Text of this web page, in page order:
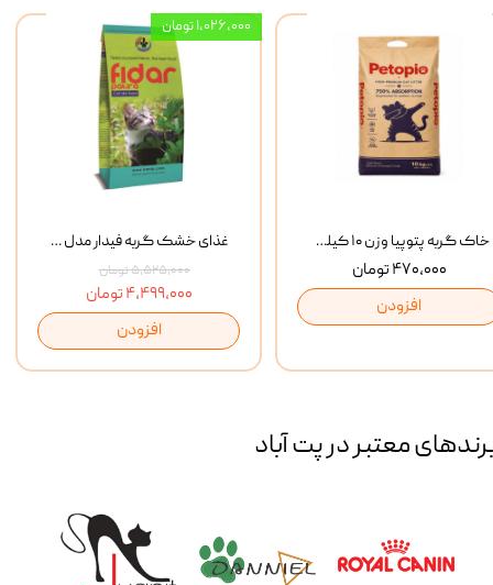
غذای خشک گربه فیدار مدل Adult وزن 10 کیلوگرم
۵,۵۲۵,۰۰۰ تومان
۴,۴۹۹,۰۰۰ تومان
افزودن
۱,۰۲۶,۰۰۰ تومان
خاک گربه پتوپیا وزن ۱۰ کیلوگرم
۴۷۰,۰۰۰ تومان
افزودن
معتبر در پت آباد